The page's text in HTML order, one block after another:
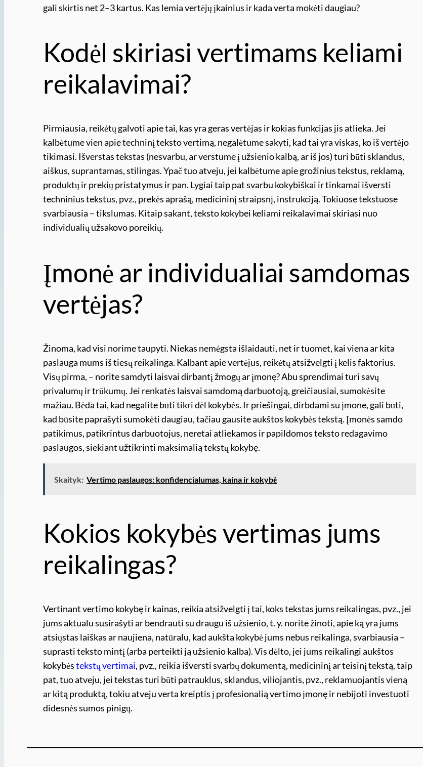
gali skirtis net 2–3 kartus. Kas lemia vertėjų įkainius ir kada verta mokėti daugiau?
Kodėl skiriasi vertimams keliami
reikalavimai?
Pirmiausia, reikėtų galvoti apie tai, kas yra geras vertėjas ir kokias funkcijas jis atlieka. Jei
kalbėtume vien apie techninį teksto vertimą, negalėtume sakyti, kad tai yra viskas, ko iš vertėjo
tikimasi. Išverstas tekstas (nesvarbu, ar verstume į užsienio kalbą, ar iš jos) turi būti sklandus,
aiškus, suprantamas, stilingas. Ypač tuo atveju, jei kalbėtume apie grožinius tekstus, reklamą,
produktų ir prekių pristatymus ir pan. Lygiai taip pat svarbu kokybiškai ir tinkamai išversti
techninius tekstus, pvz., prekės aprašą, medicininį straipsnį, instrukciją. Tokiuose tekstuose
svarbiausia – tikslumas. Kitaip sakant, teksto kokybei keliami reikalavimai skiriasi nuo
individualių užsakovo poreikių.
Įmonė ar individualiai samdomas
vertėjas?
Žinoma, kad visi norime taupyti. Niekas nemėgsta išlaidauti, net ir tuomet, kai viena ar kita
paslauga mums iš tiesų reikalinga. Kalbant apie vertėjus, reikėtų atsižvelgti į kelis faktorius.
Visų pirma, – norite samdyti laisvai dirbantį žmogų ar įmonę? Abu sprendimai turi savų
privalumų ir trūkumų. Jei renkatės laisvai samdomą darbuotoją, greičiausiai, sumokėsite
mažiau. Bėda tai, kad negalite būti tikri dėl kokybės. Ir priešingai, dirbdami su įmone, gali būti,
kad būsite paprašyti sumokėti daugiau, tačiau gausite aukštos kokybės tekstą. Įmonės samdo
patikimus, patikrintus darbuotojus, neretai atliekamos ir papildomos teksto redagavimo
paslaugos, siekiant užtikrinti maksimalią tekstų kokybę.
Skaityk: Vertimo paslaugos: konfidencialumas, kaina ir kokybė
Kokios kokybės vertimas jums
reikalingas?
Vertinant vertimo kokybę ir kainas, reikia atsižvelgti į tai, koks tekstas jums reikalingas, pvz., jei
jums aktualu susirašyti ar bendrauti su draugu iš užsienio, t. y. norite žinoti, apie ką yra jums
atsiųstas laiškas ar naujiena, natūralu, kad aukšta kokybė jums nebus reikalinga, svarbiausia –
suprasti teksto mintį (arba perteikti ją užsienio kalba). Vis dėlto, jei jums reikalingi aukštos
kokybėstekstų vertimai, pvz., reikia išversti svarbų dokumentą, medicininį ar teisinį tekstą, taip
pat, tuo atveju, jei tekstas turi būti patrauklus, sklandus, viliojantis, pvz., reklamuojantis vieną
ar kitą produktą, tokiu atveju verta kreiptis į profesionalią vertimo įmonę ir nebijoti investuoti
didesnės sumos pinigų.